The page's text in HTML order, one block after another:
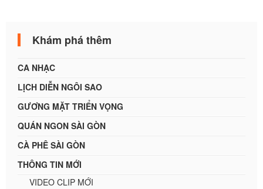
Khám phá thêm
CA NHẠC
LỊCH DIỄN NGÔI SAO
GƯƠNG MẶT TRIỂN VỌNG
QUÁN NGON SÀI GÒN
CÀ PHÊ SÀI GÒN
THÔNG TIN MỚI
VIDEO CLIP MỚI